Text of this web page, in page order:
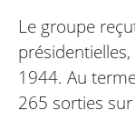
Le groupe
1944. Au
265 sorties